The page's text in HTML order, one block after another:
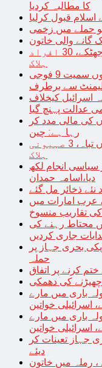
کا مطالبہ کردیا
اسلام قبول کرلیا
حملے میں زخمی
جاپان میں ایک دن میں زلزلے کے 155 جھٹکے، 30 افراد
ہلاک
چین؛ میزائل یونٹ سے منسلک 4 جرنیلوں سمیت 9 فوجی
سے برطرف
اسرائیل کیخلاف
عدالت پہنچ گیا
کی مالی مدد کر
رہا ہے: چین
حماس کے حملوں میں 7 اسرائیلی گاڑیاں تباہ، 3 صہیونی
ہلاک
سیاسی انجام لکھ
دیا،اسامہ حمدان
ذخائر مل گئے
عرب امارات میں
تقاریب منسوخ
محتاط رہنے کی
جاری کردیں
بحری جہاز پر
حملہ
کرنے پر اتفاق
کی دھمکی
باری میں مارے
اسرائیلی خواتین
باری میں مارے
اسرائیلی خواتین
میں 3 جنگی بحری جہاز تعینات کر
دیئے
سے مزید 250 شہید ، رملہ میں خاتون